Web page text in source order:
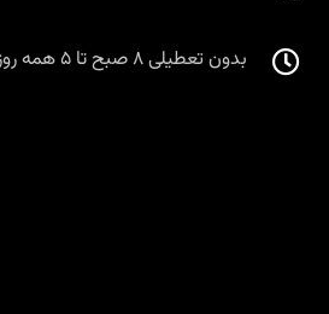
بدون تعطیلی ۸ صبح تا ۵ همه روزه باز است